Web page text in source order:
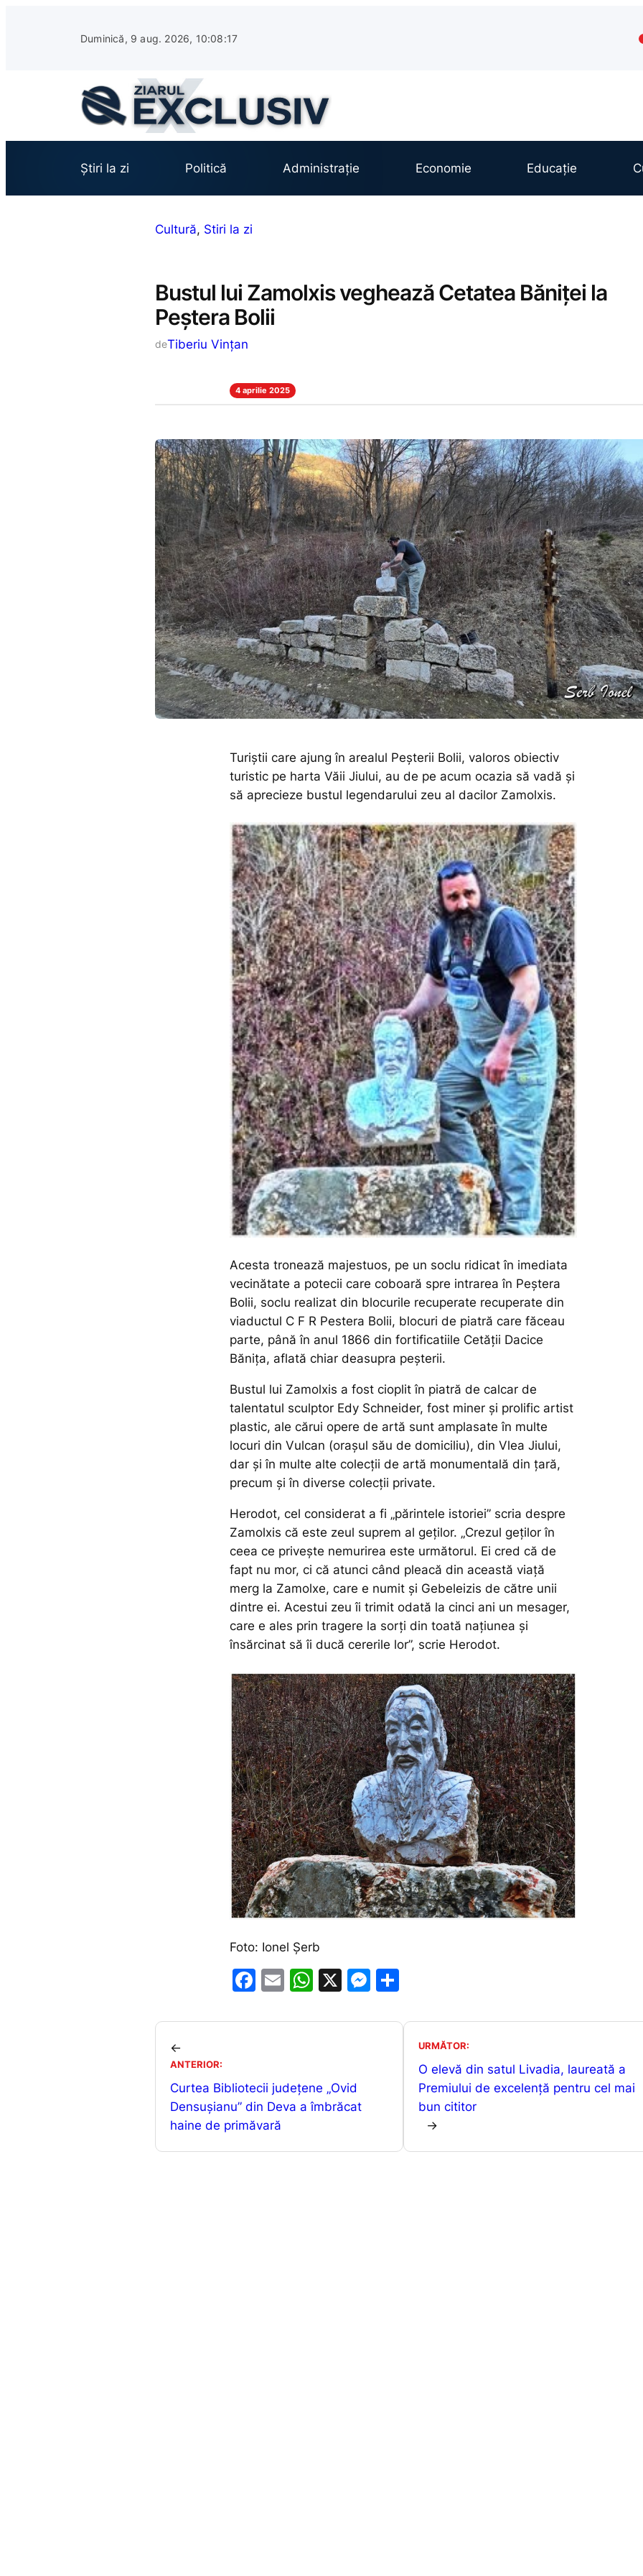
Duminică, 9 aug. 2026, 10:08:19
Știri la zi Politică Administrație Economie Educație
Cultură, Stiri la zi
Bustul lui Zamolxis veghează Cetatea Băniței la
Peștera Bolii
deTiberiu Vințan
4 aprilie 2025
Turiștii care ajung în arealul Peșterii Bolii, valoros obiectiv
turistic pe harta Văii Jiului, au de pe acum ocazia să vadă și
să aprecieze bustul legendarului zeu al dacilor Zamolxis.
Acesta tronează majestuos, pe un soclu ridicat în imediata
vecinătate a potecii care coboară spre intrarea în Peștera
Bolii, soclu realizat din blocurile recuperate recuperate din
viaductul C F R Pestera Bolii, blocuri de piatră care făceau
parte, până în anul 1866 din fortificatiile Cetății Dacice
Bănița, aflată chiar deasupra peșterii.
Bustul lui Zamolxis a fost cioplit în piatră de calcar de
talentatul sculptor Edy Schneider, fost miner și prolific artist
plastic, ale cărui opere de artă sunt amplasate în multe
locuri din Vulcan (orașul său de domiciliu), din Vlea Jiului,
dar și în multe alte colecții de artă monumentală din țară,
precum și în diverse colecții private.
Herodot, cel considerat a fi „părintele istoriei” scria despre
Zamolxis că este zeul suprem al geților. „Crezul geților în
ceea ce privește nemurirea este următorul. Ei cred că de
fapt nu mor, ci că atunci când pleacă din această viață
merg la Zamolxe, care e numit și Gebeleizis de către unii
dintre ei. Acestui zeu îi trimit odată la cinci ani un mesager,
care e ales prin tragere la sorți din toată națiunea și
însărcinat să îi ducă cererile lor”, scrie Herodot.
Foto: Ionel Șerb
F
c
o
o
E
ai
W
at
p
p
X
M
s ta
←
ANTERIOR:
Curtea Bibliotecii județene „Ovid
Densușianu” din Deva a îmbrăcat
haine de primăvară
URMĂTOR:
O elevă din satul Livadia, laureată a
Premiului de excelență pentru cel mai
bun cititor
→